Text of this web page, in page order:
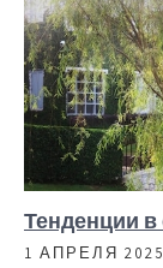
Тенденции
1 АПРЕЛЯ 2025